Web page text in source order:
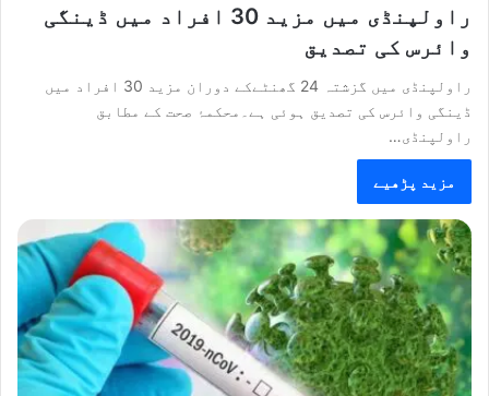
راولپنڈی میں مزید 30 افراد میں ڈینگی
وائرس کی تصدیق
راولپنڈی میں گزشتہ 24 گھنٹےکے دوران مزید 30 افراد میں
ڈینگی وائرس کی تصدیق ہوئی ہے۔محکمۂ صحت کے مطابق
راولپنڈی…
مزید پڑھیے